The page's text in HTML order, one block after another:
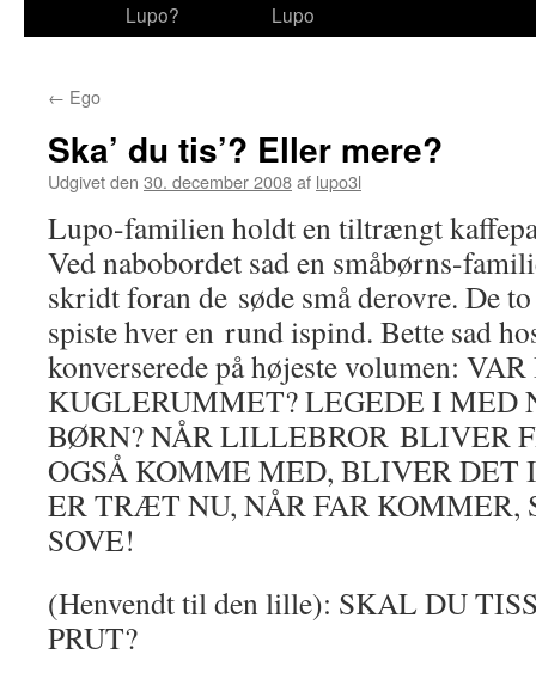
Lupo?
Lupo
← Ego
Ska’ du tis’? Eller mere?
Udgivet den 30. december 2008af lupo3l
Lupo-familien holdt en tiltrængt
Ved nabobordet sad en småbørns-
skridt foran de søde små derovre. De
spiste hver en rund ispind. Bette sad
konverserede på højeste volumen:
KUGLERUMMET? LEGEDE I MED
BØRN? NÅR LILLEBROR BLIVER
OGSÅ KOMME MED, BLIVER DET
ER TRÆT NU, NÅR FAR
SOVE!
(Henvendt til den lille): SKAL DU
PRUT?